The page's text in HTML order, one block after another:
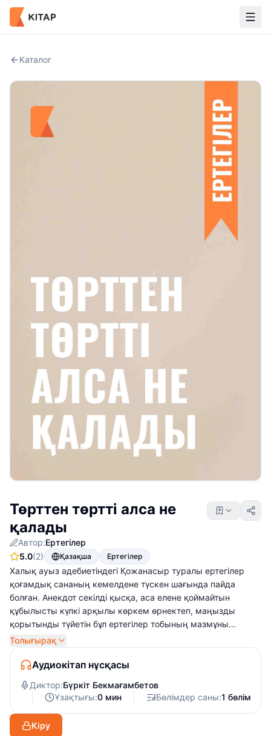
Каталог
Төрттен төртті алса не
қалады
Автор:Ертегілер
5.0(2) Қазақша Ертегілер
Халық ауыз әдебиетіндегі Қожанасыр туралы ертегілер
қоғамдық сананың кемелдене түскен шағында пайда
болған. Анекдот секілді қысқа, аса елене қоймайтын
құбылысты күлкі арқылы көркем өрнектеп, маңызды
қорытынды түйетін бұл ертегілер тобының мазмұны
астарында уытты сатира жатыр. Негізгі кейіпкер
Қожанасыр – әлеуметтік тип, сырт қарағанда, ақыл-ойы
шамалы, иегінен арғыны көре алмайтын қарапайым жан
тапқыр да ойлы жан екенін байқалады. Өмірдегі
әділетсіздікті түсіне де, сезіне де білетін, оған қарсы күресе
алатын халықтық образ Қожанасыр тапқырлығы және
әзіл-қалжыңымен әлеуметтік өмірде, тұрмыста кездесетін
Толығырақ
Аудиокітап нұсқасы
Диктор:Бүркіт Бекмағамбетов
Ұзақтығы:0 мин Бөлімдер саны:1 бөлім
Кіру